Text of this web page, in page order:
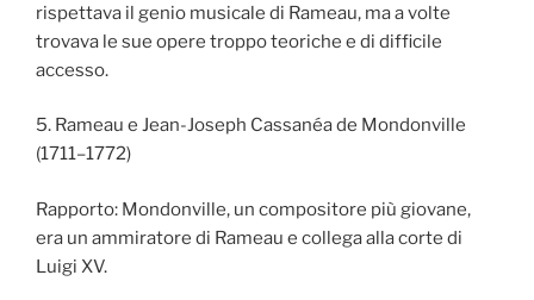
rispettava il genio musicale di Rameau, ma a volte
trovava le sue opere troppo teoriche e di difficile
accesso.
5. Rameau e Jean-Joseph Cassanéa de Mondonville
(1711–1772)
Rapporto: Mondonville, un compositore più giovane,
era un ammiratore di Rameau e collega alla corte di
Luigi XV.